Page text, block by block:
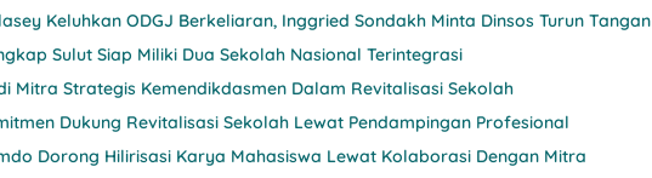
Keluhkan ODGJ Berkeliaran, Inggried Sondakh Minta Dinsos Turun Tangan
Sulut Siap Miliki Dua Sekolah Nasional Terintegrasi
Mitra Strategis Kemendikdasmen Dalam Revitalisasi Sekolah
Dukung Revitalisasi Sekolah Lewat Pendampingan Profesional
Dorong Hilirisasi Karya Mahasiswa Lewat Kolaborasi Dengan Mitra